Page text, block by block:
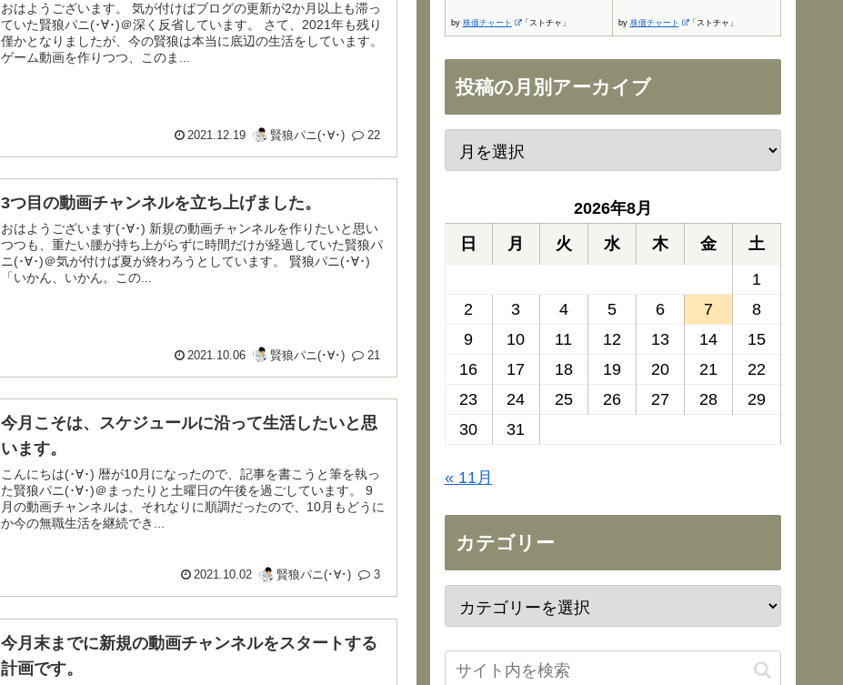
おはようございます。 気が付けばブログの更新が2か月以上も滞っ
ていた賢狼パニ(･∀･)＠深く反省しています。 さて、2021年も残り
僅かとなりましたが、今の賢狼は本当に底辺の生活をしています。
ゲーム動画を作りつつ、このま...
2021.12.19 賢狼パニ(･∀･) 22
3つ目の動画チャンネルを立ち上げました。
おはようございます(･∀･) 新規の動画チャンネルを作りたいと思い
つつも、重たい腰が持ち上がらずに時間だけが経過していた賢狼パ
ニ(･∀･)＠気が付けば夏が終わろうとしています。 賢狼パニ(･∀･)
「いかん、いかん。この...
2021.10.06 賢狼パニ(･∀･) 21
今月こそは、スケジュールに沿って生活したいと思
います。
こんにちは(･∀･) 暦が10月になったので、記事を書こうと筆を執っ
た賢狼パニ(･∀･)＠まったりと土曜日の午後を過ごしています。 9
月の動画チャンネルは、それなりに順調だったので、10月もどうに
か今の無職生活を継続でき...
2021.10.02 賢狼パニ(･∀･) 3
今月末までに新規の動画チャンネルをスタートする
計画です。
by 株価チャート 「ストチャ」 by 株価チャート 「ストチャ」
投稿の月別アーカイブ
2026年8月
日
月 火 水 木 金
土
1
2
3 4 5 6 7
8
9
10 11 12 13 14
15
16
17 18 19 20 21
22
23
24 25 26 27 28
29
30
31
« 11月
カテゴリー